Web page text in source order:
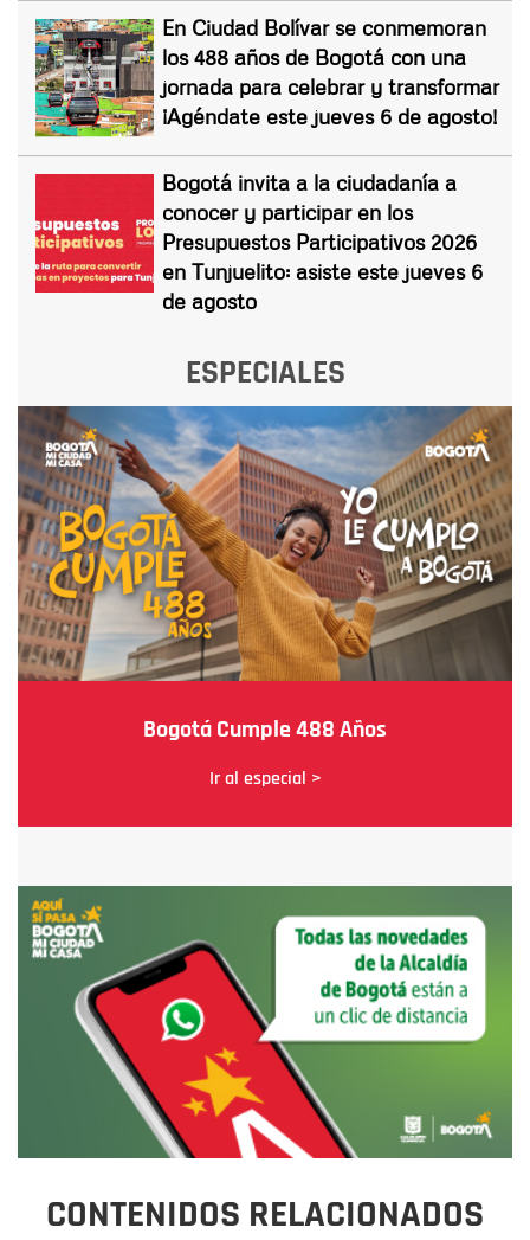
En Ciudad Bolívar se conmemoran
los 488 años de Bogotá con una
jornada para celebrar y transformar
¡Agéndate este jueves 6 de agosto!
Bogotá invita a la ciudadanía a
conocer y participar en los
Presupuestos Participativos 2026
en Tunjuelito: asiste este jueves 6
de agosto
ESPECIALES
Bogotá Cumple 488 Años
Ir al especial >
CONTENIDOS RELACIONADOS